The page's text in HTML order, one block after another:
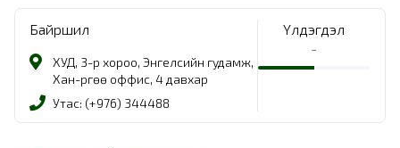
Байршил
ХУД, 3-р хороо, Энгелсийн гудамж,
Хан-Өргөө оффис, 4 давхар
Утас: (+976) 344488
Үлдэгдэл
-